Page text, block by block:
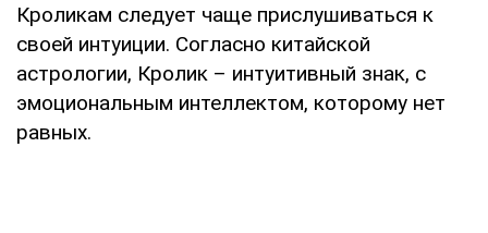
Кроликам следует чаще прислушиваться к
своей интуиции. Согласно китайской
астрологии, Кролик – интуитивный знак, с
эмоциональным интеллектом, которому нет
равных.